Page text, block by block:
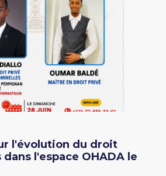
l'évolution du droit
l'espace OHADA le